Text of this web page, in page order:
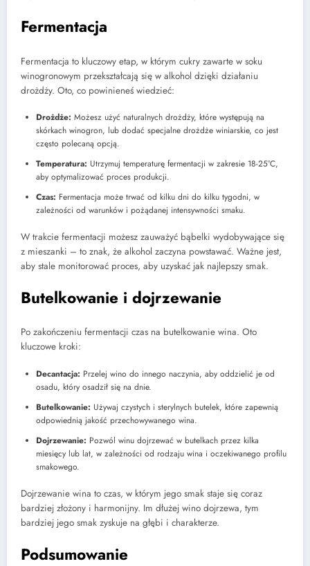
Fermentacja
Fermentacja to kluczowy etap, w którym cukry zawarte w soku
winogronowym przekształcają się w alkohol dzięki działaniu
drożdży. Oto, co powinieneś wiedzieć:
Drożdże: Możesz użyć naturalnych drożdży, które występują na
skórkach winogron, lub dodać specjalne drożdże winiarskie, co jest
często polecaną opcją.
Temperatura: Utrzymuj temperaturę fermentacji w zakresie 18-25°C,
aby optymalizować proces produkcji.
Czas: Fermentacja może trwać od kilku dni do kilku tygodni, w
zależności od warunków i pożądanej intensywności smaku.
W trakcie fermentacji możesz zauważyć bąbelki wydobywające się
z mieszanki – to znak, że alkohol zaczyna powstawać. Ważne jest,
aby stale monitorować proces, aby uzyskać jak najlepszy smak.
Butelkowanie i dojrzewanie
Po zakończeniu fermentacji czas na butelkowanie wina. Oto
kluczowe kroki:
Decantacja: Przelej wino do innego naczynia, aby oddzielić je od
osadu, który osadził się na dnie.
Butelkowanie: Używaj czystych i sterylnych butelek, które zapewnią
odpowiednią jakość przechowywanego wina.
Dojrzewanie: Pozwól winu dojrzewać w butelkach przez kilka
miesięcy lub lat, w zależności od rodzaju wina i oczekiwanego profilu
smakowego.
Dojrzewanie wina to czas, w którym jego smak staje się coraz
bardziej złożony i harmonijny. Im dłużej wino dojrzewa, tym
bardziej jego smak zyskuje na głębi i charakterze.
Podsumowanie